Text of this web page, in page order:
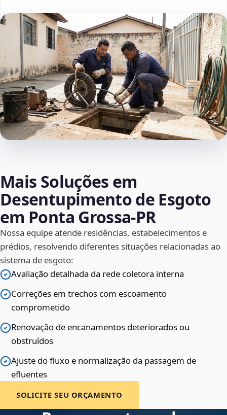
Mais Soluções em
Desentupimento de Esgoto
em Ponta Grossa‑PR
Nossa equipe atende residências, estabelecimentos e
prédios, resolvendo diferentes situações relacionadas ao
sistema de esgoto:
Avaliação detalhada da rede coletora interna
Correções em trechos com escoamento
comprometido
Renovação de encanamentos deteriorados ou
obstruídos
Ajuste do fluxo e normalização da passagem de
efluentes
SOLICITE SEU ORÇAMENTO